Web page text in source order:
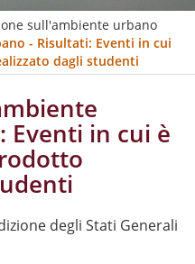
sull'ambiente urbano
- Risultati: Eventi in cui
dagli studenti
Eventi in cui è
degli Stati Generali